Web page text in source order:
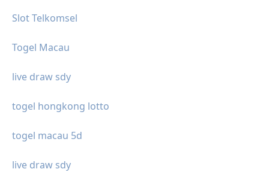
Slot Telkomsel
Togel Macau
live draw sdy
togel hongkong lotto
togel macau 5d
live draw sdy